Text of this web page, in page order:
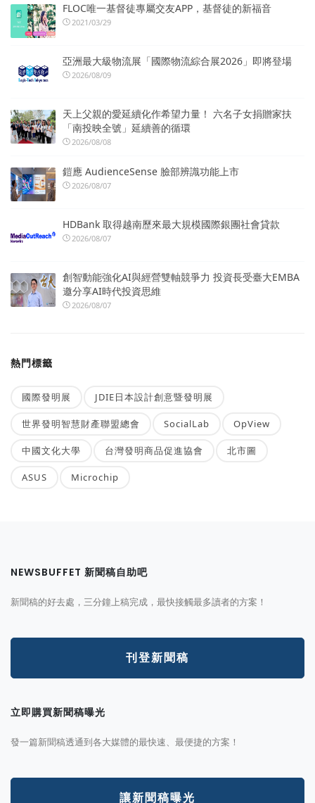
FLOC唯一基督徒專屬交友APP，基督徒的新福音
2021/03/29
亞洲最大級物流展「國際物流綜合展2026」即將登場
2026/08/09
天上父親的愛延續化作希望力量！ 六名子女捐贈家扶
「南投映全號」延續善的循環
2026/08/08
鎧應 AudienceSense 臉部辨識功能上市
2026/08/07
HDBank 取得越南歷來最大規模國際銀團社會貸款
2026/08/07
創智動能強化AI與經營雙軸競爭力 投資長受臺大EMBA
邀分享AI時代投資思維
2026/08/07
熱門標籤
國際發明展 JDIE日本設計創意暨發明展
世界發明智慧財產聯盟總會 SocialLab OpView
中國文化大學 台灣發明商品促進協會 北市圖
ASUS Microchip
NEWSBUFFET 新聞稿自助吧
新聞稿的好去處，三分鐘上稿完成，最快接觸最多讀者的方案！
刊登新聞稿
立即購買新聞稿曝光
發一篇新聞稿透通到各大媒體的最快速、最便捷的方案！
讓新聞稿曝光